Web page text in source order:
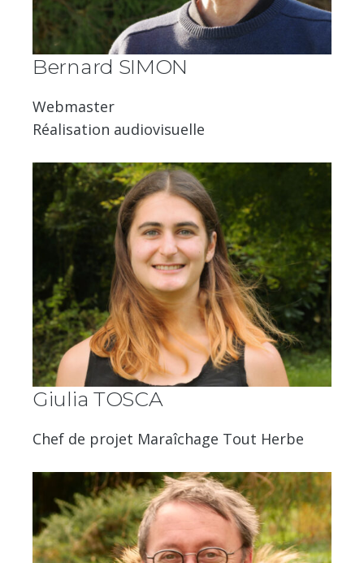
Bernard SIMON
Webmaster
Réalisation audiovisuelle
Giulia TOSCA
Chef de projet Maraîchage Tout Herbe